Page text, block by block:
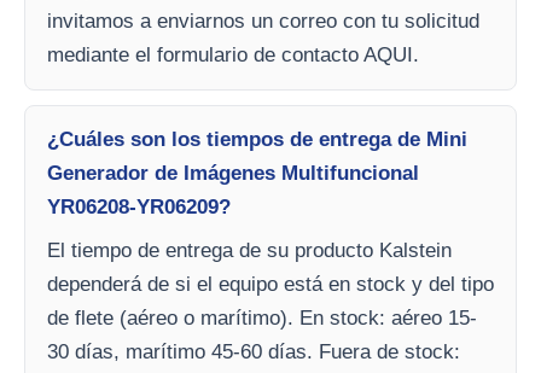
invitamos a enviarnos un correo con tu solicitud
mediante el formulario de contacto AQUI.
¿Cuáles son los tiempos de entrega de Mini
Generador de Imágenes Multifuncional
YR06208-YR06209?
El tiempo de entrega de su producto Kalstein
dependerá de si el equipo está en stock y del tipo
de flete (aéreo o marítimo). En stock: aéreo 15-
30 días, marítimo 45-60 días. Fuera de stock: